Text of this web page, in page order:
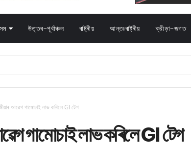
উত্তৰ-পূৰ্বাঞ্চল ৰাষ্ট্ৰীয় আন্তঃৰাষ্ট্ৰীয় ক্রীড়া-জগত
আৱেগ গামোচাই লাভ কৰিলে GI টেগ
গামোচাই লাভ কৰিলে GI টেগ